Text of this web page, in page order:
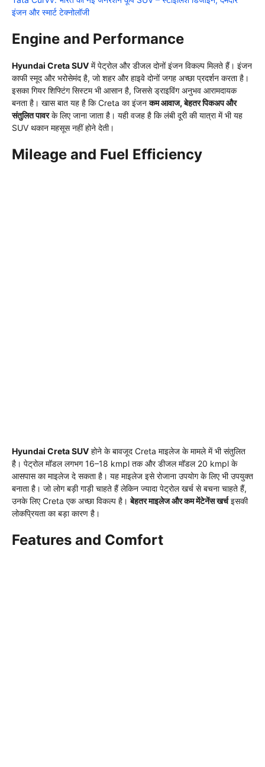
इंजन और स्मार्ट टेक्नोलॉजी
Engine and Performance
Hyundai Creta SUV में पेट्रोल और डीजल दोनों इंजन विकल्प मिलते हैं। इंजन
काफी स्मूद और भरोसेमंद है, जो शहर और हाइवे दोनों जगह अच्छा प्रदर्शन करता है।
इसका गियर शिफ्टिंग सिस्टम भी आसान है, जिससे ड्राइविंग अनुभव आरामदायक
बनता है। खास बात यह है कि Creta का इंजनकम आवाज, बेहतर पिकअप और
संतुलित पावरके लिए जाना जाता है। यही वजह है कि लंबी दूरी की यात्रा में भी यह
SUV थकान महसूस नहीं होने देती।
Mileage and Fuel Efficiency
Hyundai Creta SUV होने के बावजूद Creta माइलेज के मामले में भी संतुलित
है। पेट्रोल मॉडल लगभग 16–18 kmpl तक और डीजल मॉडल 20 kmpl के
आसपास का माइलेज दे सकता है। यह माइलेज इसे रोजाना उपयोग के लिए भी उपयुक्त
बनाता है। जो लोग बड़ी गाड़ी चाहते हैं लेकिन ज्यादा पेट्रोल खर्च से बचना चाहते हैं,
उनके लिए Creta एक अच्छा विकल्प है।बेहतर माइलेज और कम मेंटेनेंस खर्चइसकी
लोकप्रियता का बड़ा कारण है।
Features and Comfort